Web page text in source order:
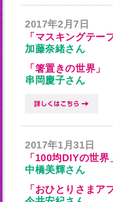
2017年2月7日
「マスキングテー
加藤奈緒さん
「箸置きの世界」
串岡慶子さん
2017年1月31日
「100均DIYの世界
中橋美輝さん
「おひとりさまア